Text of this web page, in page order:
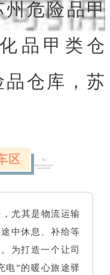
州危险品甲
品甲类仓
品仓库，苏
区
尤其是物流运输
中休息、补给等
为打造一个让司
电”的暖心旅途驿